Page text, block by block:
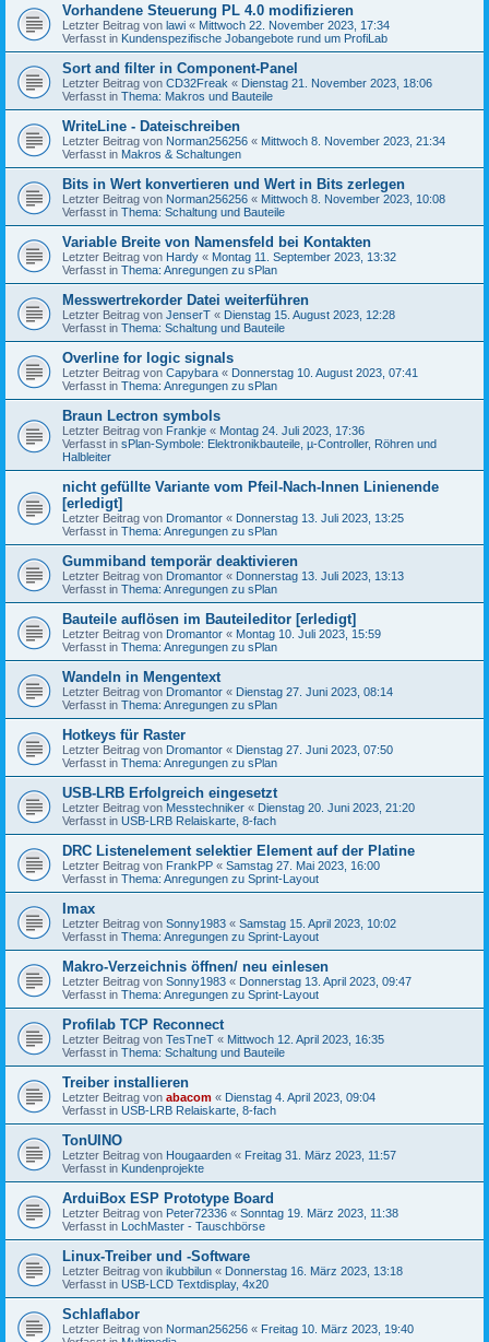
Vorhandene Steuerung PL 4.0 modifizieren
Letzter Beitrag von lawi « Mittwoch 22. November 2023, 17:34
Verfasst in Kundenspezifische Jobangebote rund um ProfiLab
Sort and filter in Component-Panel
Letzter Beitrag von CD32Freak « Dienstag 21. November 2023, 18:06
Verfasst in Thema: Makros und Bauteile
WriteLine - Dateischreiben
Letzter Beitrag von Norman256256 « Mittwoch 8. November 2023, 21:34
Verfasst in Makros & Schaltungen
Bits in Wert konvertieren und Wert in Bits zerlegen
Letzter Beitrag von Norman256256 « Mittwoch 8. November 2023, 10:08
Verfasst in Thema: Schaltung und Bauteile
Variable Breite von Namensfeld bei Kontakten
Letzter Beitrag von Hardy « Montag 11. September 2023, 13:32
Verfasst in Thema: Anregungen zu sPlan
Messwertrekorder Datei weiterführen
Letzter Beitrag von JenserT « Dienstag 15. August 2023, 12:28
Verfasst in Thema: Schaltung und Bauteile
Overline for logic signals
Letzter Beitrag von Capybara « Donnerstag 10. August 2023, 07:41
Verfasst in Thema: Anregungen zu sPlan
Braun Lectron symbols
Letzter Beitrag von Frankje « Montag 24. Juli 2023, 17:36
Verfasst in sPlan-Symbole: Elektronikbauteile, µ-Controller, Röhren und
Halbleiter
nicht gefüllte Variante vom Pfeil-Nach-Innen Linienende
[erledigt]
Letzter Beitrag von Dromantor « Donnerstag 13. Juli 2023, 13:25
Verfasst in Thema: Anregungen zu sPlan
Gummiband temporär deaktivieren
Letzter Beitrag von Dromantor « Donnerstag 13. Juli 2023, 13:13
Verfasst in Thema: Anregungen zu sPlan
Bauteile auflösen im Bauteileditor [erledigt]
Letzter Beitrag von Dromantor « Montag 10. Juli 2023, 15:59
Verfasst in Thema: Anregungen zu sPlan
Wandeln in Mengentext
Letzter Beitrag von Dromantor « Dienstag 27. Juni 2023, 08:14
Verfasst in Thema: Anregungen zu sPlan
Hotkeys für Raster
Letzter Beitrag von Dromantor « Dienstag 27. Juni 2023, 07:50
Verfasst in Thema: Anregungen zu sPlan
USB-LRB Erfolgreich eingesetzt
Letzter Beitrag von Messtechniker « Dienstag 20. Juni 2023, 21:20
Verfasst in USB-LRB Relaiskarte, 8-fach
DRC Listenelement selektier Element auf der Platine
Letzter Beitrag von FrankPP « Samstag 27. Mai 2023, 16:00
Verfasst in Thema: Anregungen zu Sprint-Layout
Imax
Letzter Beitrag von Sonny1983 « Samstag 15. April 2023, 10:02
Verfasst in Thema: Anregungen zu Sprint-Layout
Makro-Verzeichnis öffnen/ neu einlesen
Letzter Beitrag von Sonny1983 « Donnerstag 13. April 2023, 09:47
Verfasst in Thema: Anregungen zu Sprint-Layout
Profilab TCP Reconnect
Letzter Beitrag von TesTneT « Mittwoch 12. April 2023, 16:35
Verfasst in Thema: Schaltung und Bauteile
Treiber installieren
Letzter Beitrag von abacom « Dienstag 4. April 2023, 09:04
Verfasst in USB-LRB Relaiskarte, 8-fach
TonUINO
Letzter Beitrag von Hougaarden « Freitag 31. März 2023, 11:57
Verfasst in Kundenprojekte
ArduiBox ESP Prototype Board
Letzter Beitrag von Peter72336 « Sonntag 19. März 2023, 11:38
Verfasst in LochMaster - Tauschbörse
Linux-Treiber und -Software
Letzter Beitrag von ikubbilun « Donnerstag 16. März 2023, 13:18
Verfasst in USB-LCD Textdisplay, 4x20
Schlaflabor
Letzter Beitrag von Norman256256 « Freitag 10. März 2023, 19:40